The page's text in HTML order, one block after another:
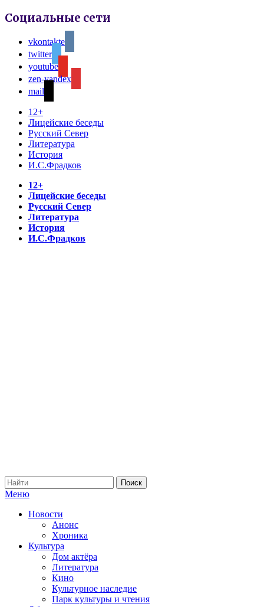
Социальные сети
vkontakte
twitter
youtube
zen-yandex
mail
12+
Лицейские беседы
Русский Север
Литература
История
И.С.Фрадков
12+
Лицейские беседы
Русский Север
Литература
История
И.С.Фрадков
Меню
Новости
Анонс
Хроника
Культура
Дом актёра
Литература
Кино
Культурное наследие
Парк культуры и чтения